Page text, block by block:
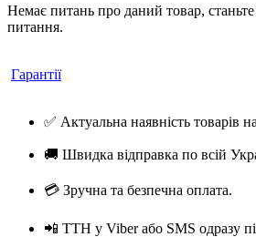
Немає питань про даний товар,
питання.
Гарантії
✅ Актуальна наявність товарів
🚚 Швидка відправка по всій
💳 Зручна та безпечна оплата.
📲 ТТН у Viber або SMS одразу